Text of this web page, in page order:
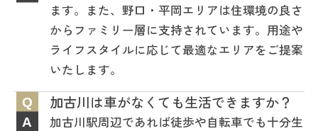
ます。また、野口・平岡エリアは住環境の良さ
からファミリー層に支持されています。用途や
ライフスタイルに応じて最適なエリアをご提案
いたします。
Q 加古川は車がなくても生活できますか？
A
加古川駅周辺であれば徒歩や自転車でも十分生